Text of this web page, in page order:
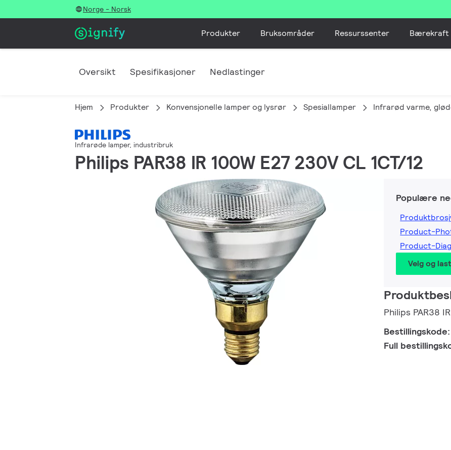
Norge - Norsk
Produkter Bruksområder Ressurssenter Bærekraft
Oversikt Spesifikasjoner Nedlastinger
Hjem Produkter Konvensjonelle lamper og lysrør Spesiallamper Infrarød varme,
Infrarøde lamper, industribruk
Philips PAR38 IR 100W E27 230V CL 1CT/12
Populære
Product-
Product-
Velg og
Philips PAR38
Bestillingskode:
Full